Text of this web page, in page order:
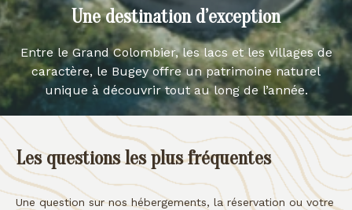
Une destination d’exception
Entre le Grand Colombier, les lacs et les villages de
caractère, le Bugey offre un patrimoine naturel
unique à découvrir tout au long de l’année.
Les questions les plus fréquentes
Une question sur nos hébergements, la réservation ou votre